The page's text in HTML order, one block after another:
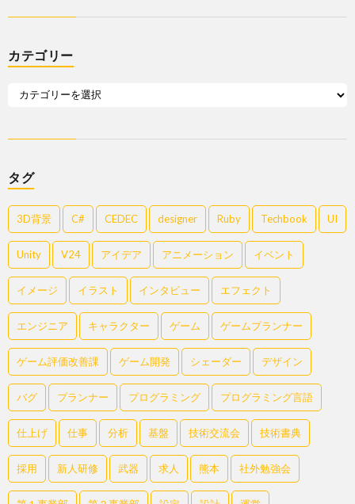
カテゴリー
タグ
3D背景 C# CEDEC designer Ruby Techbook UI
Unity V24 アイデア アニメーション イベント
イメージ イラスト インタビュー エフェクト
エンジニア キャラクター ゲーム ゲームプランナー
ゲーム評価改善課 ゲーム開発 シェーダー デザイン
バグ プランナー プログラミング プログラミング言語
仕上げ 仕事 分析 基盤 技術交流会 技術書典
採用 新人研修 武器 求人 熊本 社外勉強会